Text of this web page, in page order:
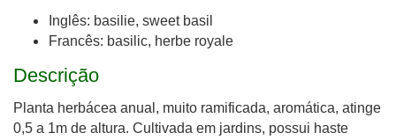
Inglês: basilie, sweet basil
Francês: basilic, herbe royale
Descrição
Planta herbácea anual, muito ramificada, aromática, atinge
0,5 a 1m de altura. Cultivada em jardins, possui haste